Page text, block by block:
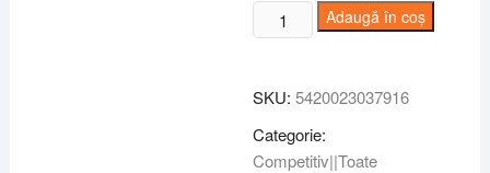
Cantitate
Joc
Egmont
Adaugă în coș
SKU:5420023037916
Categorie:
Competitiv||Toate